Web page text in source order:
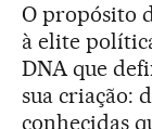
O propósito
à elite
DNA que
sua criação:
conhecidas